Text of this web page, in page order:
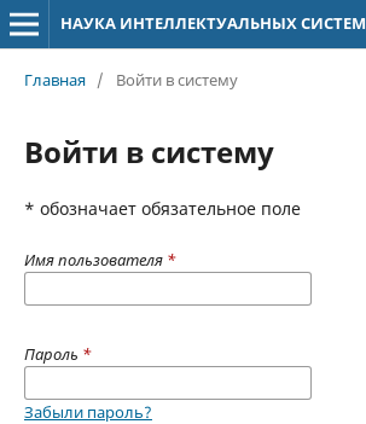
НАУКА ИНТЕЛЛЕКТУАЛЬНЫХ СИСТЕМ
Главная / Войти в систему
Войти в систему
* обозначает обязательное поле
Имя пользователя *
Пароль *
Забыли пароль?